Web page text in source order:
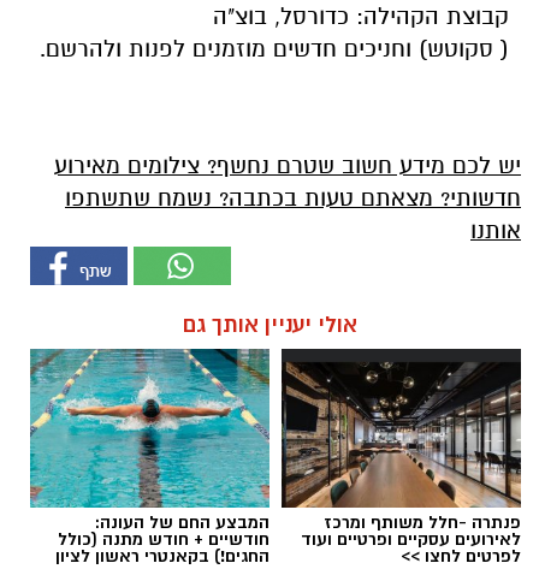
קבוצת הקהילה: כדורסל, בוצ"ה
( סקוטש) וחניכים חדשים מוזמנים לפנות ולהרשם.
יש לכם מידע חשוב שטרם נחשף? צילומים מאירוע
חדשותי? מצאתם טעות בכתבה? נשמח שתשתפו
אותנו
אולי יעניין אותך גם
פנתרה -חלל משותף ומרכז
לאירועים עסקיים ופרטיים ועוד
לפרטים לחצו >>
המבצע החם של העונה:
חודשיים + חודש מתנה (כולל
החגים!) בקאנטרי ראשון לציון